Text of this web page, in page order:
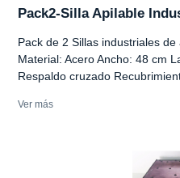
Pack2-Silla Apilable
Pack de 2 Sillas industriales
Material: Acero Ancho: 48 cm
Respaldo cruzado
Ver más